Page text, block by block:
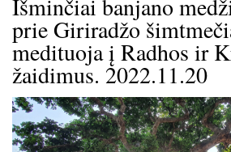
Išminčiai banjano
prie Giriradžo
medituoja į Radhos ir
žaidimus. 2022.11.20
Image